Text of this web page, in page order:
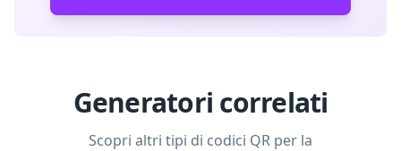
Generatori correlati
Scopri altri tipi di codici QR per la